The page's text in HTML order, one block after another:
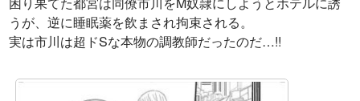
うが、逆に睡眠薬を飲まされ拘束される。
実は市川は超ドSな本物の調教師だったのだ…!!